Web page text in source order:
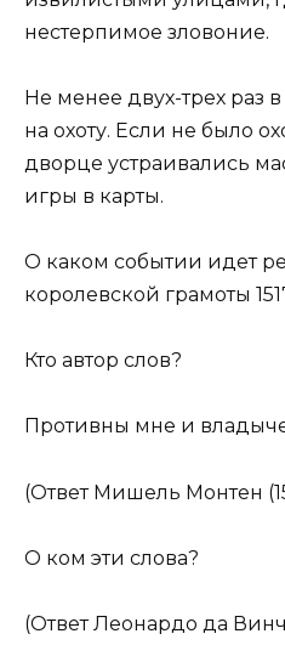
нестерпимое зловоние.
Не менее двух-трех раз
на охоту. Если не было
дворце устраивались
игры в карты.
О каком событии идет
королевской грамоты
Кто автор слов?
Противны мне и
(Ответ Мишель Монтен
О ком эти слова?
(Ответ Леонардо да